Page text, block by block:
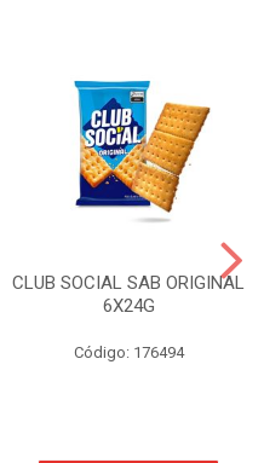
CLUB SOCIAL SAB ORIGINAL
6X24G
Código: 176494